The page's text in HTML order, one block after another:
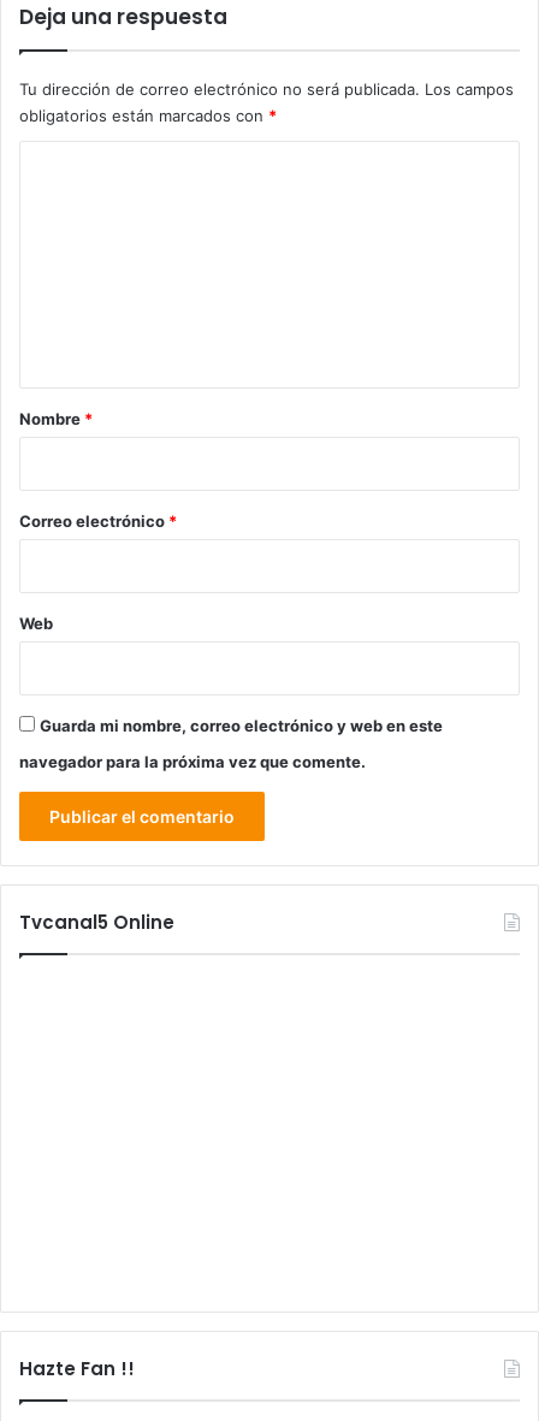
Deja una respuesta
Tu dirección de correo electrónico no será publicada. Los campos
obligatorios están marcados con *
r
*
Nombre *
Correo electrónico *
Web
Guarda mi nombre, correo electrónico y web en este
navegador para la próxima vez que comente.
Tvcanal5 Online
Hazte Fan !!